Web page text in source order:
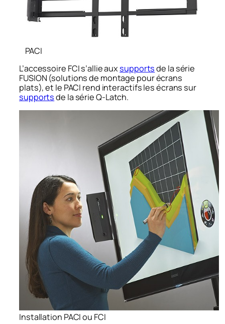
PACI
L’accessoire FCI s’allie auxsupportsde la série
FUSION (solutions de montage pour écrans
plats), et le PACI rend interactifs les écrans sur
supportsde la série Q-Latch.
Installation PACI ou FCI